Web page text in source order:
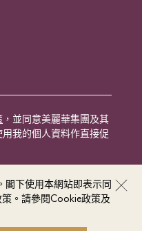
閣下使用本網站即表示同
。請參閱Cookie政策及
，並同意美麗華集團及其
我的個人資料作直接促